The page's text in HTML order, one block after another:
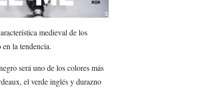
medieval de los
la tendencia.
será uno de los colores más
el verde inglés y durazno